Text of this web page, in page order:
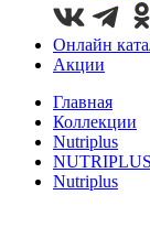
Онлайн
Акции
Главная
Коллекции
Nutriplus
NUTRIPLUS
Nutriplus